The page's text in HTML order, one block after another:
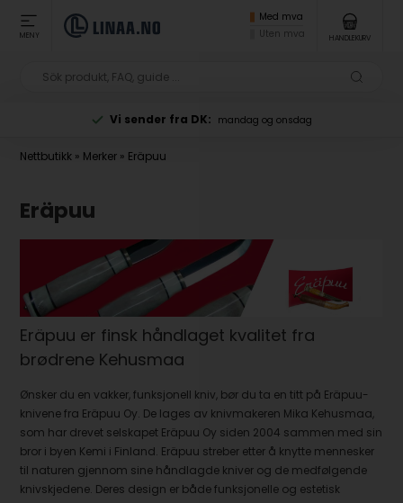
MENY
Med mva
Uten mva
HANDLEKURV
Vi sender fra DK: mandag og onsdag
Nettbutikk » Merker » Eräpuu
Eräpuu
Eräpuu er finsk håndlaget kvalitet fra
brødrene Kehusmaa
Ønsker du en vakker, funksjonell kniv, bør du ta en titt på Eräpuu-
knivene fra Eräpuu Oy. De lages av knivmakeren Mika Kehusmaa,
som har drevet selskapet Eräpuu Oy siden 2004 sammen med sin
bror i byen Kemi i Finland. Eräpuu streber etter å knytte mennesker
til naturen gjennom sine håndlagde kniver og de medfølgende
knivskjedene. Deres design er både funksjonelle og estetisk